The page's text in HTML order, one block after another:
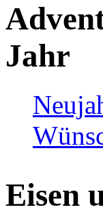
Jahr
Eisen